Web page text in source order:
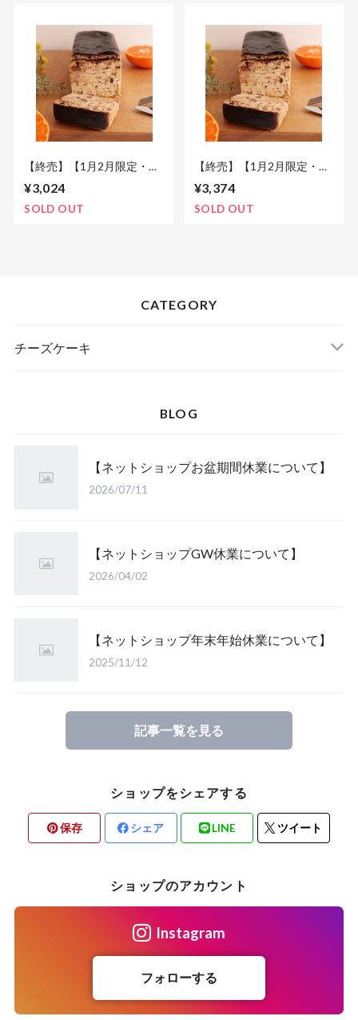
【終売】【1月2月限定・紙
オのバスクチーズケーキ フ
ルサイズ
¥3,024
SOLD OUT
【終売】【1月2月限定・木
オのバスクチーズケーキ フ
ルサイズ
¥3,374
SOLD OUT
CATEGORY
チーズケーキ
BLOG
【ネットショップお盆期間休業について】
2026/07/11
【ネットショップGW休業について】
2026/04/02
【ネットショップ年末年始休業について】
2025/11/12
記事一覧を見る
ショップをシェアする
保存 シェア LINE ツイート
ショップのアカウント
Instagram
フォローする